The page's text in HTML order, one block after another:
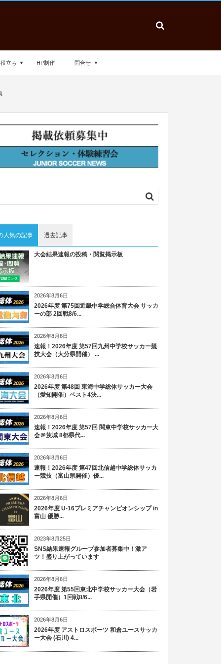
立ち HP制作 問合せ
人気の記事 過去記事
大会結果速報の投稿・閲覧掲示板
2026年8月6日
2026年度 第75回近畿中学総合体育大会 サッカ
ーの部 2回戦8/6...
2026年8月6日
速報！2026年度 第57回九州中学校サッカー競
技大会（大分県開催） ...
2026年8月6日
2026年度 第48回 東海中学総体サッカー大会
（愛知開催）ベスト4決...
2026年8月6日
速報！2026年度 第57回 関東中学校サッカー大
会＠茨城 8都県代...
2026年8月6日
速報！2026年度 第47回北信越中学総体サッカ
ー競技（富山県開催）優...
2026年8月6日
2026年度 U-16プレミアチャンピオンシップ in
富山 優勝...
2023年8月25日
SNS結果速報グループ参加者募集中！激ア
ツ！盛り上がっています
2026年8月6日
2026年度 第55回東北中学校サッカー大会（岩
手県開催）1回戦8/6...
2026年8月6日
2026年度 アストロスポーツ 和倉ユースサッカ
ー大会 (石川) 4...